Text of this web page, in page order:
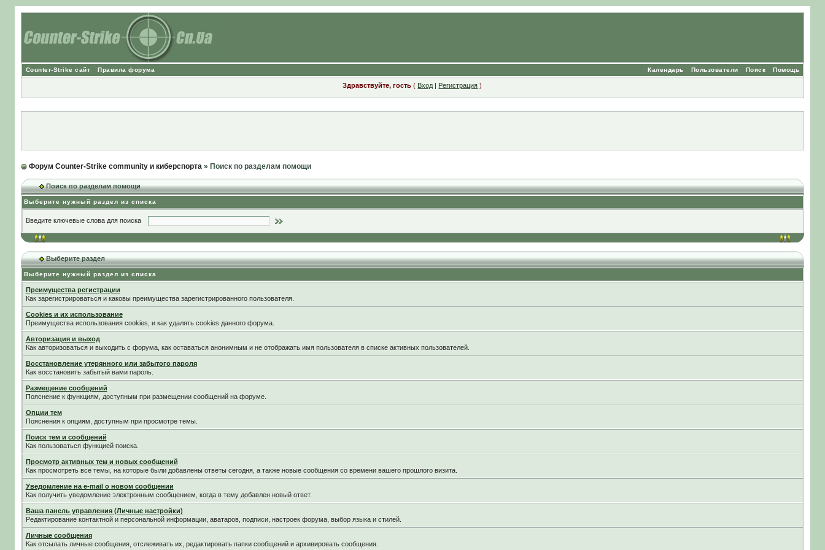
Counter-Strike сайт Правила форума Помощь
Поиск
Пользователи
Календарь
Здравствуйте, гость ( Вход | Регистрация )
Форум Counter-Strike community и киберспорта» Поиск по разделам помощи
Поиск по разделам помощи
Выберите нужный раздел из списка
Введите ключевые слова для поиска
Выберите раздел
Выберите нужный раздел из списка
Преимущества регистрации
Как зарегистрироваться и каковы преимущества зарегистрированного пользователя.
Cookies и их использование
Преимущества использования cookies, и как удалять cookies данного форума.
Авторизация и выход
Как авторизоваться и выходить с форума, как оставаться анонимным и не отображать имя пользователя в списке активных пользователей.
Восстановление утерянного или забытого пароля
Как восстановить забытый вами пароль.
Размещение сообщений
Пояснение к функциям, доступным при размещении сообщений на форуме.
Опции тем
Пояснения к опциям, доступным при просмотре темы.
Поиск тем и сообщений
Как пользоваться функцией поиска.
Просмотр активных тем и новых сообщений
Как просмотреть все темы, на которые были добавлены ответы сегодня, а также новые сообщения со времени вашего прошлого визита.
Уведомление на е-mail о новом сообщении
Как получить уведомление электронным сообщением, когда в тему добавлен новый ответ.
Ваша панель управления (Личные настройки)
Редактирование контактной и персональной информации, аватаров, подписи, настроек форума, выбор языка и стилей.
Личные сообщения
Как отсылать личные сообщения, отслеживать их, редактировать папки сообщений и архивировать сообщения.